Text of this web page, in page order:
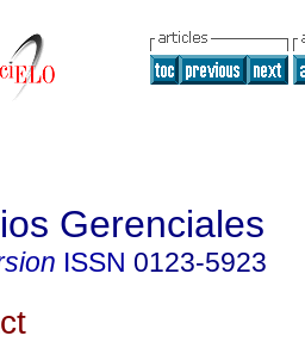
Gerenciales
ISSN 0123-5923